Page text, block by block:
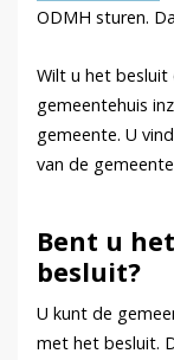
ODMH sturen.
Wilt u het
gemeentehuis
gemeente. U
van de
Bent u
besluit?
U kunt de
met het besluit.